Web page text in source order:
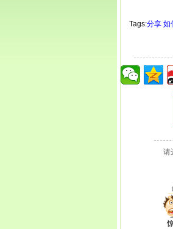
Tags:分享 如
请